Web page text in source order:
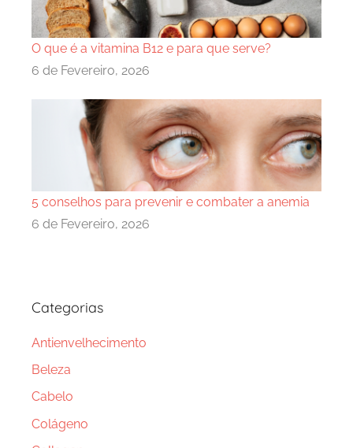
O que é a vitamina B12 e para que serve?
6 de Fevereiro, 2026
5 conselhos para prevenir e combater a anemia
6 de Fevereiro, 2026
Categorias
Antienvelhecimento
Beleza
Cabelo
Colágeno